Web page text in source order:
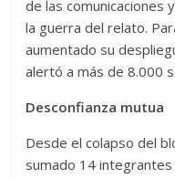
de las comunicaciones
la guerra del relato.
aumentado su
alertó a más de 8.000
Desconfianza mutua
Desde el colapso del
sumado 14